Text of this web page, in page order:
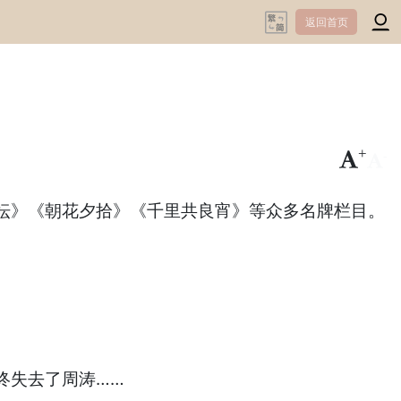
返回首页
+
《朝花夕拾》《千里共良宵》等众多名牌栏目。
失去了周涛……